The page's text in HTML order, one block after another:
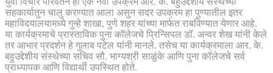
सहकार्यातुन चालु करण्यात आला असुन सदर उपक्रम हा पुण्यातील इतर
महाविदयालयामध्ये गुन्हे शाखा, पुणे शहर यांच्या मार्फत राबविण्यात येणार आहे.
या कार्यक्रमाचे प्रास्ताविक पुना कॉलेजचे प्रिन्सिपल डॉ. अन्वर शेख यांनी केले
तर आभार प्रदर्शन हे गुलाब पटेल यांनी मानले. तसेच या कार्यक्रमाला आर. के.
बहुउद्देशीय संस्थेच्या सचिव सौ. भाग्यश्री साळुंके आणि पुना कॉलेजचे सर्व
प्राध्यापक आणि विद्यार्थी उपस्थित होते.